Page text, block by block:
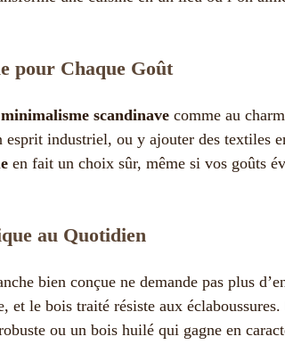
pour Chaque Goût
minimalisme scandinave comme au
industriel, ou y ajouter des textiles
en fait un choix sûr, même si vos goûts
au Quotidien
bien conçue ne demande pas plus
et le bois traité résiste aux éclaboussures.
ou un bois huilé qui gagne en